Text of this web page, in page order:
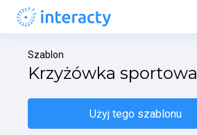
Szablon
Krzyżówka sportowa
Użyj tego szablonu